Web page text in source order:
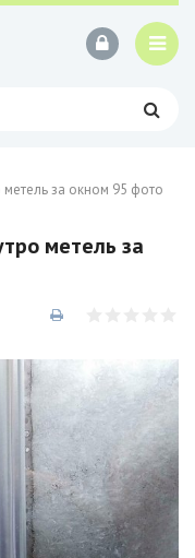
за окном 95 фото
метель за